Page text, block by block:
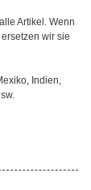
Artikel. Wenn
wir sie
Indien,